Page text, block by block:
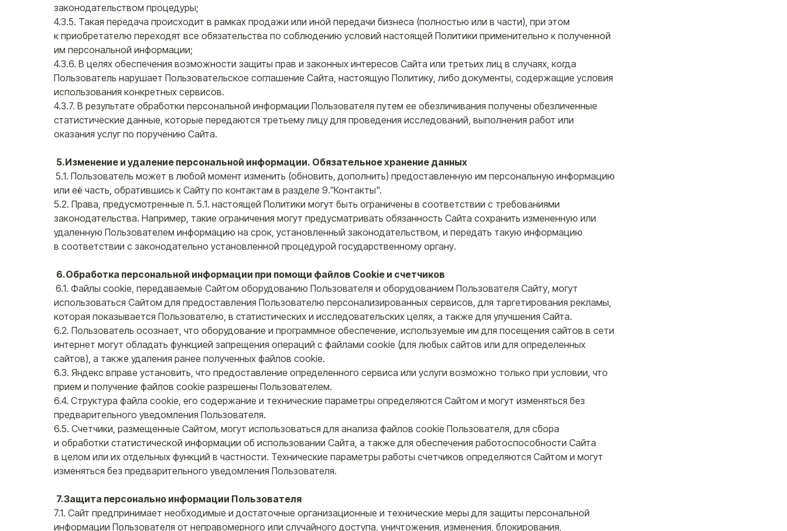
законодательством процедуры;
4.3.5. Такая передача происходит в рамках продажи или иной передачи бизнеса (полностью или в части), при этом
к приобретателю переходят все обязательства по соблюдению условий настоящей Политики применительно к полученной
им персональной информации;
4.3.6. В целях обеспечения возможности защиты прав и законных интересов Сайта или третьих лиц в случаях, когда
Пользователь нарушает Пользовательское соглашение Сайта, настоящую Политику, либо документы, содержащие условия
использования конкретных сервисов.
4.3.7. В результате обработки персональной информации Пользователя путем ее обезличивания получены обезличенные
статистические данные, которые передаются третьему лицу для проведения исследований, выполнения работ или
оказания услуг по поручению Сайта.
5.Изменение и удаление персональной информации. Обязательное хранение данных
5.1. Пользователь может в любой момент изменить (обновить, дополнить) предоставленную им персональную информацию
или её часть, обратившись к Сайту по контактам в разделе 9."Контакты".
5.2. Права, предусмотренные п. 5.1. настоящей Политики могут быть ограничены в соответствии с требованиями
законодательства. Например, такие ограничения могут предусматривать обязанность Сайта сохранить измененную или
удаленную Пользователем информацию на срок, установленный законодательством, и передать такую информацию
в соответствии с законодательно установленной процедурой государственному органу.
6.Обработка персональной информации при помощи файлов Cookie и счетчиков
6.1. Файлы cookie, передаваемые Сайтом оборудованию Пользователя и оборудованием Пользователя Сайту, могут
использоваться Сайтом для предоставления Пользователю персонализированных сервисов, для таргетирования рекламы,
которая показывается Пользователю, в статистических и исследовательских целях, а также для улучшения Сайта.
6.2. Пользователь осознает, что оборудование и программное обеспечение, используемые им для посещения сайтов в сети
интернет могут обладать функцией запрещения операций с файлами cookie (для любых сайтов или для определенных
сайтов), а также удаления ранее полученных файлов cookie.
6.3. Яндекс вправе установить, что предоставление определенного сервиса или услуги возможно только при условии, что
прием и получение файлов cookie разрешены Пользователем.
6.4. Структура файла cookie, его содержание и технические параметры определяются Сайтом и могут изменяться без
предварительного уведомления Пользователя.
6.5. Счетчики, размещенные Сайтом, могут использоваться для анализа файлов cookie Пользователя, для сбора
и обработки статистической информации об использовании Сайта, а также для обеспечения работоспособности Сайта
в целом или их отдельных функций в частности. Технические параметры работы счетчиков определяются Сайтом и могут
изменяться без предварительного уведомления Пользователя.
7.Защита персонально информации Пользователя
7.1. Сайт предпринимает необходимые и достаточные организационные и технические меры для защиты персональной
информации Пользователя от неправомерного или случайного доступа, уничтожения, изменения, блокирования,